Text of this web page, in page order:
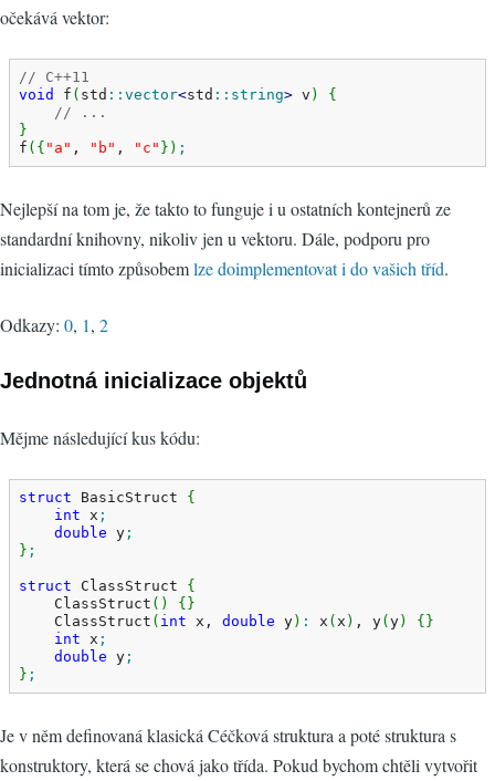
očekává vektor:
// C++11
void
f ( std :: vector<std :: string> v )
{
// ...
}
f ( { "a" , "b" , "c" } ) ;
Nejlepší na tom je, že takto to funguje i u ostatních kontejnerů ze
standardní knihovny, nikoliv jen u vektoru. Dále, podporu pro
inicializaci tímto způsobemlze doimplementovat i do vašich tříd.
Odkazy: 0, 1, 2
Jednotná inicializace objektů
Mějme následující kus kódu:
struct BasicStruct {
int x ;
double y ;
} ;
struct ClassStruct {
    ClassStruct
( ) { }
    ClassStruct
( int x, double y) : x ( x ) , y( y) { }
int x ;
double y ;
} ;
Je v něm definovaná klasická Céčková struktura a poté struktura s
konstruktory, která se chová jako třída. Pokud bychom chtěli vytvořit